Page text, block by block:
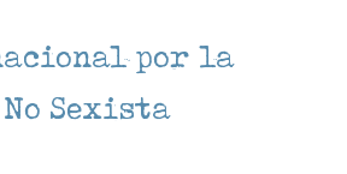
por la
Sexista